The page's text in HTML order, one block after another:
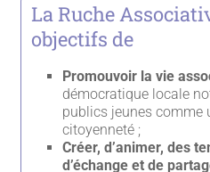
La Ruche
objectifs de
Promouvoir la vie
démocratique locale
publics jeunes comme
citoyenneté ;
Créer, d’animer, des
d’échange et de